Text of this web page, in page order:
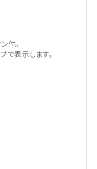
付。
で表示します。